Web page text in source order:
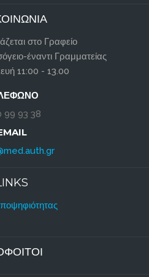
στο Γραφείο
έναντι Γραμματείας
11:00 - 13.00
99 93 38